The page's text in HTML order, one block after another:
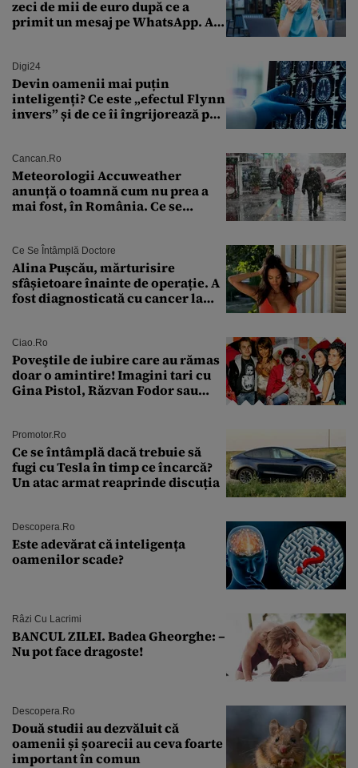
zeci de mii de euro după ce a
primit un mesaj pe WhatsApp. A
Digi24
Devin oamenii mai puțin
inteligenți? Ce este „efectul Flynn
invers” și de ce îi îngrijorează pe
Cancan.ro
Meteorologii Accuweather
anunță o toamnă cum nu prea a
mai fost, în România. Ce se
București. Pe ce dată ninge
Ce Se Întâmplă Doctore
Alina Pușcău, mărturisire
sfâșietoare înainte de operație. A
fost diagnosticată cu cancer la
îmi salvez viața”
Ciao.ro
Poveştile de iubire care au rămas
doar o amintire! Imagini tari cu
Gina Pistol, Răzvan Fodor sau
Promotor.ro
Ce se întâmplă dacă trebuie să
fugi cu Tesla în timp ce încarcă?
Un atac armat reaprinde discuția
Descopera.ro
Este adevărat că inteligența
oamenilor scade?
Râzi Cu Lacrimi
BANCUL ZILEI. Badea Gheorghe: –
Nu pot face dragoste!
Descopera.ro
Două studii au dezvăluit că
oamenii și șoarecii au ceva foarte
important în comun